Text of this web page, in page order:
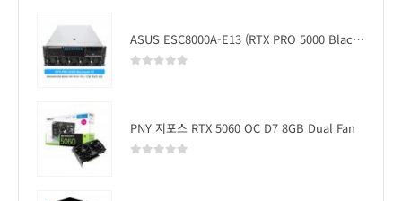
ASUS ESC8000A-E13 (RTX PRO 5000 Blackwell x2)
PNY 지포스 RTX 5060 OC D7 8GB Dual Fan